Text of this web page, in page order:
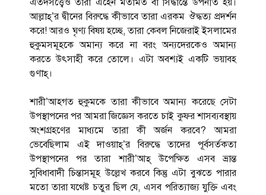
এতদসত্ত্বেও তারা এহেন মতামত বা সিদ্ধান্তে উপনীত হয়।
আল্লাহ্’র দ্বীনের বিরুদ্ধে কীভাবে তারা এরকম ঔদ্ধত্য প্রদর্শন
করে! আরও ঘৃণ্য বিষয় হচ্ছে, তারা কেবল নিজেরাই ইসলামের
হুকুমসমূহকে অমান্য করে না বরং অন্যদেরকেও অমান্য
করতে উৎসাহী করে তোলে। এটা অবশ্যই একটি ভয়াবহ
গুণাহ্।
শারী’আহগত হুকুমকে তারা কীভাবে অমান্য করেছে সেটা
উপস্থাপনের পর আমরা জিজ্ঞেস করতে চাই কুফর শাসব্যবস্থায়
অংশগ্রহণের মাধ্যমে তারা কী অর্জন করবে? আমরা
ভেবেছিলাম এই দাওয়াহ্’র বিরুদ্ধে তাদের পূর্বসর্তকতা
উপস্থাপনের পর তারা শারী’আহ্ উপেক্ষিত এসব ভ্রান্ত
সুবিধাবাদী চিন্তাসমূহ উল্লেখ করবে কিন্তু এটা বুঝতে পারার
মতো তারা যথেষ্ট চতুর ছিল যে, এসব পরিত্যাজ্য যুক্তি এবং